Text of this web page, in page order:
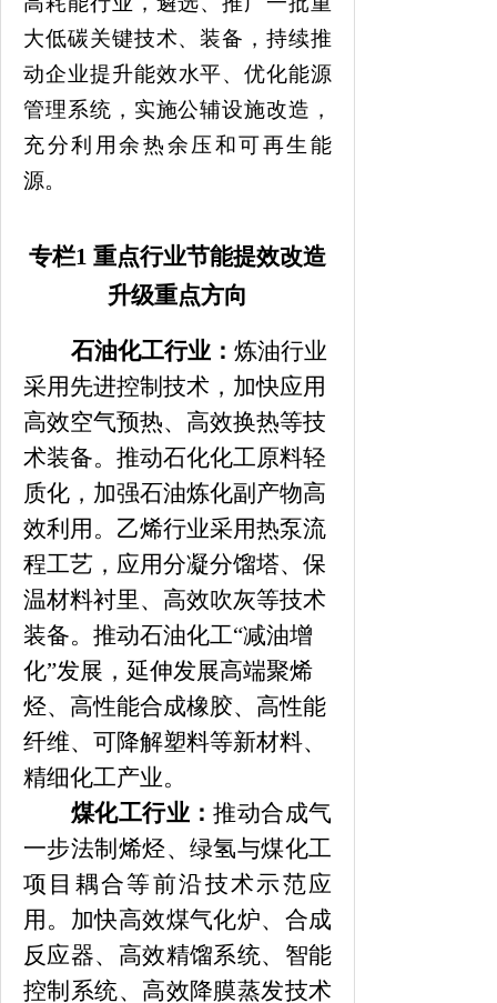
大低碳关键技术、装备，持续推
动企业提升能效水平、优化能源
管理系统，实施公辅设施改造，
充分利用余热余压和可再生能
源。
专栏1 重点行业节能提效改造
升级重点方向
石油化工行业： 炼油行业
采用先进控制技术，加快应用
高效空气预热、高效换热等技
术装备。推动石化化工原料轻
质化，加强石油炼化副产物高
效利用。乙烯行业采用热泵流
程工艺，应用分凝分馏塔、保
温材料衬里、高效吹灰等技术
装备。推动石油化工“减油增
化”发展，延伸发展高端聚烯
烃、高性能合成橡胶、高性能
纤维、可降解塑料等新材料、
精细化工产业。
煤化工行业：推动合成气
一步法制烯烃、绿氢与煤化工
项目耦合等前沿技术示范应
用。加快高效煤气化炉、合成
反应器、高效精馏系统、智能
控制系统、高效降膜蒸发技术